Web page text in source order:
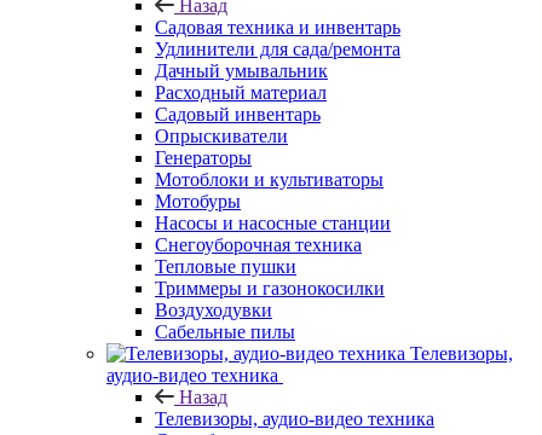
Назад
Садовая техника и инвентарь
Удлинители для сада/ремонта
Дачный умывальник
Расходный материал
Садовый инвентарь
Опрыскиватели
Генераторы
Мотоблоки и культиваторы
Мотобуры
Насосы и насосные станции
Снегоуборочная техника
Тепловые пушки
Триммеры и газонокосилки
Воздуходувки
Сабельные пилы
Телевизоры,
аудио-видео техника
Назад
Телевизоры, аудио-видео техника